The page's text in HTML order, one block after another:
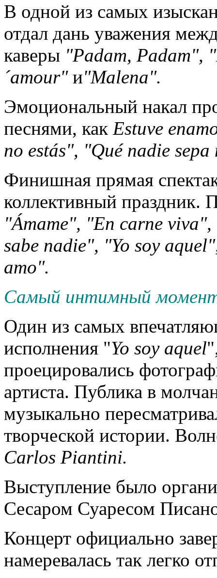
В одной из самых
отдал дань уважения
каверы "Padam, Padam", "
´amour" и"Malena".
Эмоциональный накал
песнями, как Estuve
no estás", "Qué nadie sepa
Финишная прямая
коллективный праздник.
"Ámame", "En carne
sabe nadie", "Yo soy
amo".
Самый интимный
Один из самых
исполнения "Yo soy aquel
проецировались
артиста. Публика в
музыкально
творческой истории.
Carlos Piantini.
Выступление было
Сесаром Суаресом
Концерт официально
намеревалась так легко